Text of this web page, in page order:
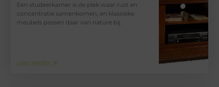
Een studeerkamer is de plek waar rust en
concentratie samenkomen, en klassieke
meubels passen daar van nature bij.
Lees verder ➜